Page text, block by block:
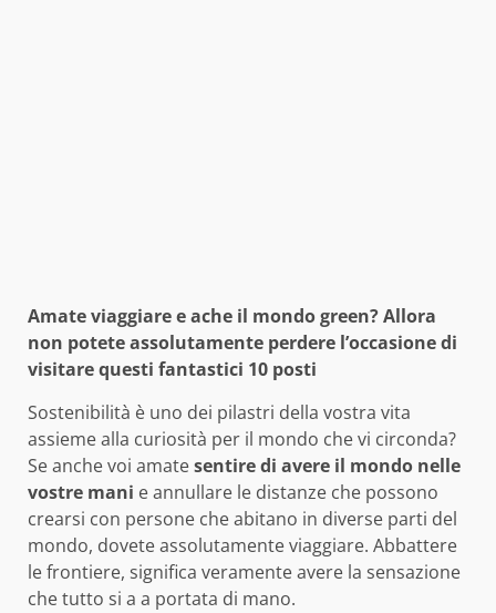
Amate viaggiare e ache il mondo green? Allora
non potete assolutamente perdere l’occasione di
visitare questi fantastici 10 posti
Sostenibilità è uno dei pilastri della vostra vita
assieme alla curiosità per il mondo che vi circonda?
Se anche voi amatesentire di avere il mondo nelle
vostre mani e annullare le distanze che possono
crearsi con persone che abitano in diverse parti del
mondo, dovete assolutamente viaggiare. Abbattere
le frontiere, significa veramente avere la sensazione
che tutto si a a portata di mano.